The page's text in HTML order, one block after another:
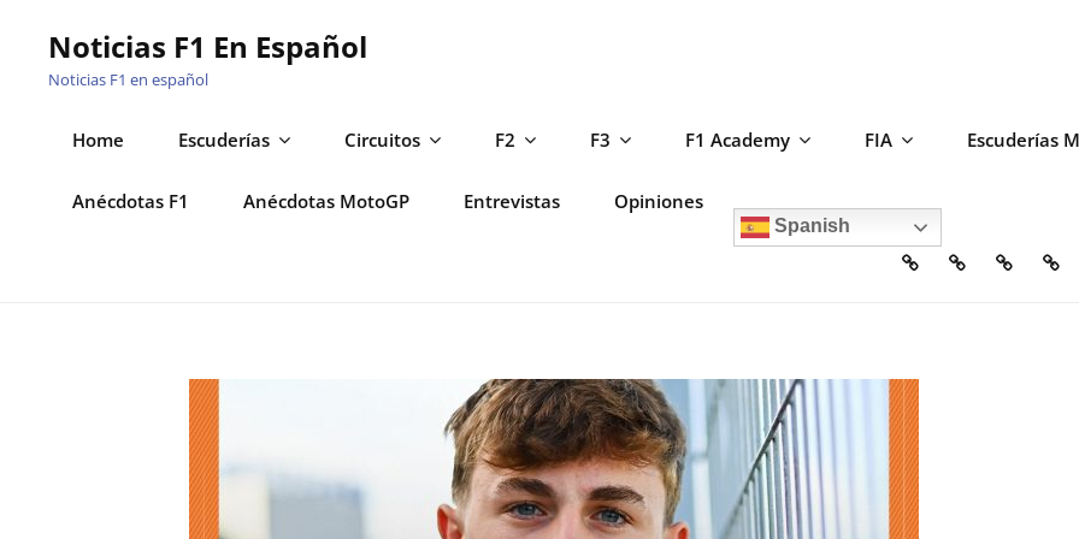
contenido
Noticias F1 En Español
Noticias F1 en español
Home Escuderías Circuitos F2 F3 F1 Academy FIA Escuderías
Anécdotas F1 Anécdotas MotoGP Entrevistas Opiniones
Spanish
HomeEscuderías
Circuitos
F2